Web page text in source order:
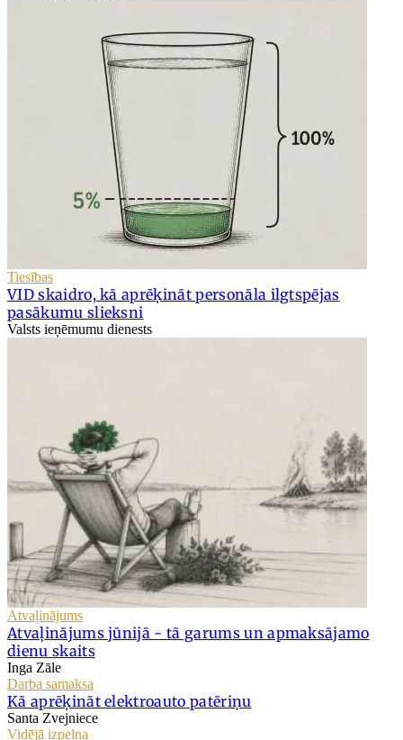
Tiesības
VID skaidro, kā aprēķināt personāla ilgtspējas
pasākumu slieksni
Valsts ieņēmumu dienests
Atvaļinājums
Atvaļinājums jūnijā - tā garums un apmaksājamo
dienu skaits
Inga Zāle
Darba samaksa
Kā aprēķināt elektroauto patēriņu
Santa Zvejniece
Vidējā izpeļņa